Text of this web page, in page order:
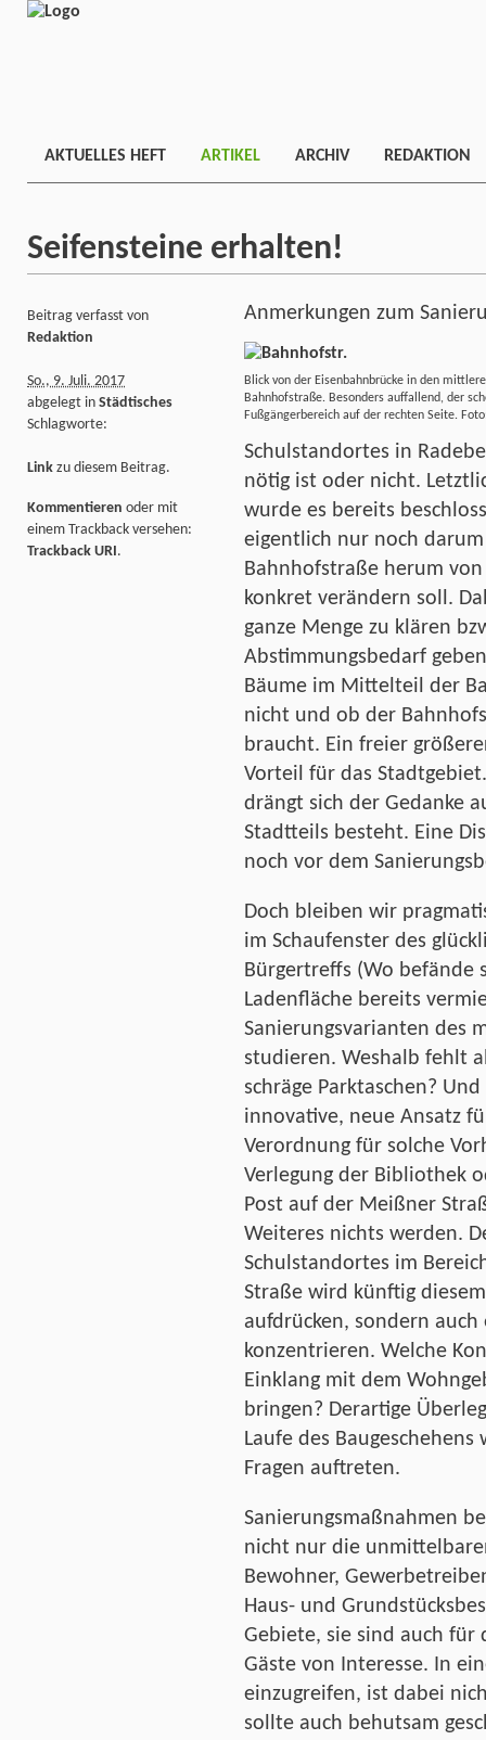
AKTUELLES HEFT ARTIKEL ARCHIV REDAKTION
Seifensteine erhalten!
Anmerkungen zum
Blick von der Eisenbahnbrücke in den
Bahnhofstraße. Besonders auffallend, der
Fußgängerbereich auf der rechten Seite.
Schulstandortes in
nötig ist oder nicht.
wurde es bereits
eigentlich nur noch
Bahnhofstraße herum
konkret verändern soll.
ganze Menge zu klären
Abstimmungsbedarf
Bäume im Mittelteil der
nicht und ob der
braucht. Ein freier
Vorteil für das
drängt sich der Gedanke
Stadtteils besteht. Eine
noch vor dem
Doch bleiben wir
im Schaufenster des
Bürgertreffs (Wo befände
Ladenfläche bereits
Sanierungsvarianten des
studieren. Weshalb fehlt
schräge Parktaschen?
innovative, neue Ansatz
Verordnung für solche
Verlegung der Bibliothek
Post auf der Meißner
Weiteres nichts werden.
Schulstandortes im
Straße wird künftig
aufdrücken, sondern
konzentrieren. Welche
Einklang mit dem
bringen? Derartige
Laufe des
Fragen auftreten.
Sanierungsmaßnahmen
nicht nur die
Bewohner,
Haus- und
Gebiete, sie sind auch für
Gäste von Interesse. In
einzugreifen, ist dabei
sollte auch behutsam
Beitrag verfasst von
Redaktion
So., 9. Juli. 2017
abgelegt in Städtisches
Schlagworte:
Link zu diesem Beitrag.
Kommentieren oder mit
einem Trackback versehen:
Trackback URI.